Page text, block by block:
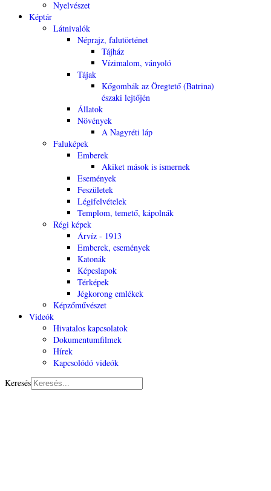
Nyelvészet
Képtár
Látnivalók
Néprajz, falutörténet
Tájház
Vízimalom, ványoló
Tájak
Kőgombák az Öregtető (Batrina)
északi lejtőjén
Állatok
Növények
A Nagyréti láp
Faluképek
Emberek
Akiket mások is ismernek
Események
Feszületek
Légifelvételek
Templom, temető, kápolnák
Régi képek
Árvíz - 1913
Emberek, események
Katonák
Képeslapok
Térképek
Jégkorong emlékek
Képzőművészet
Videók
Hivatalos kapcsolatok
Dokumentumfilmek
Hírek
Kapcsolódó videók
Keresés